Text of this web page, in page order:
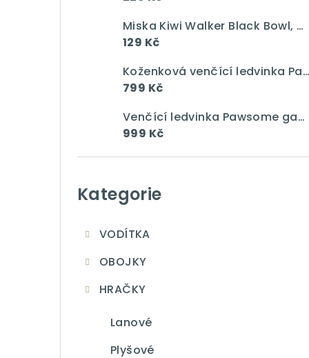
Miska Kiwi Walker Black Bowl, modrá, 750 ml
129 Kč
Koženková venčící ledvinka Pawsome gang vínová
799 Kč
Venčící ledvinka Pawsome gang Jumbo "Taupe"
999 Kč
Kategorie
VODÍTKA
OBOJKY
HRAČKY
Lanové
Plyšové